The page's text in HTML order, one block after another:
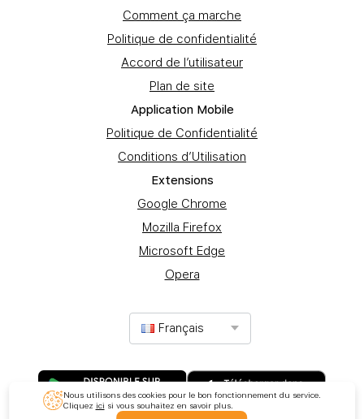
Comment ça marche
Politique de confidentialité
Accord de l’utilisateur
Plan de site
Application Mobile
Politique de Confidentialité
Conditions d’Utilisation
Extеnsions
Google Chrome
Mozilla Firefox
Microsoft Edge
Opera
Français
Nous utilisons des cookies pour le bon fonctionnement du service.
Cliquez ici si vous souhaitez en savoir plus.